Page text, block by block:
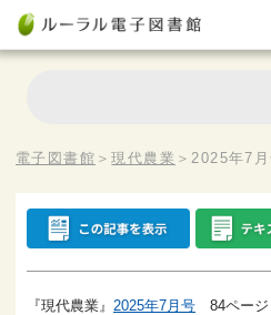
電子図書館 ＞現代農業 ＞2025年7月
『現代農業』 2025年7月号 84ページ